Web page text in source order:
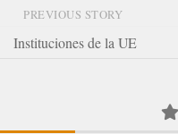
PREVIOUS STORY
Instituciones de la UE